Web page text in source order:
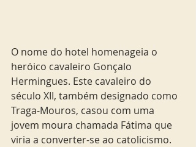
O nome do hotel homenageia o
heróico cavaleiro Gonçalo
Hermingues. Este cavaleiro do
século XII, também designado como
Traga-Mouros, casou com uma
jovem moura chamada Fátima que
viria a converter-se ao catolicismo.